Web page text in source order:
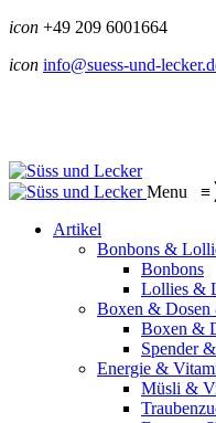
icon +49 209 6001664
icon info@suess-und-
Menu ≡
Artikel
Bonbons &
Bonbons
Lollies &
Boxen & Dosen
Boxen &
Spender
Energie &
Müsli &